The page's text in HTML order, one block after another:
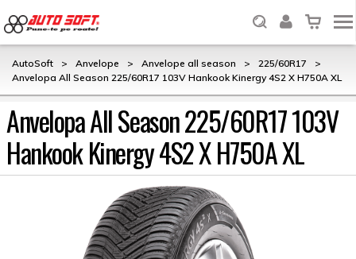
AutoSoft > Anvelope > Anvelope all season > 225/60R17
>
Anvelopa All Season 225/60R17 103V Hankook Kinergy 4S2 X H750A XL
Anvelopa All Season 225/60R17 103V
Hankook Kinergy 4S2 X H750A XL